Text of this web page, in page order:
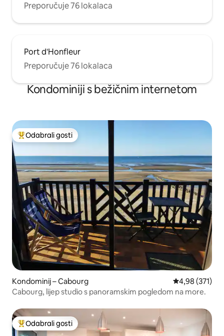
Preporučuje 76 lokalaca
Port d'Honfleur
Preporučuje 76 lokalaca
Kondominiji s bežičnim internetom
Među najviše rangiranima s oznakom „Odabrali gosti”
Odabrali gosti
Kondominij – Cabourg Prosječna
4,98 (371)
Cabourg, lijep studio s panoramskim pogledom na more.
Među najviše rangiranima s oznakom „Odabrali gosti”
Odabrali gosti